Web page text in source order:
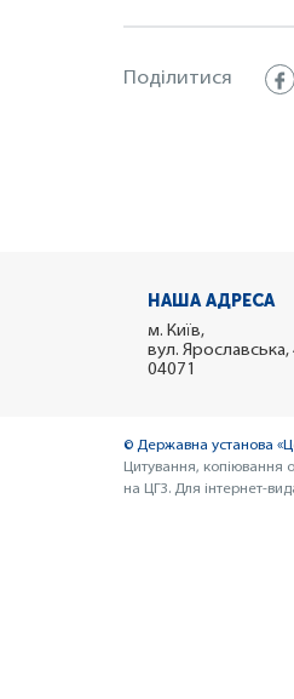
Поділитися
НАША АДРЕСА
м. Київ,
вул. Ярославська,
04071
© Державна установа
Цитування, копіювання
на ЦГЗ. Для інтернет-